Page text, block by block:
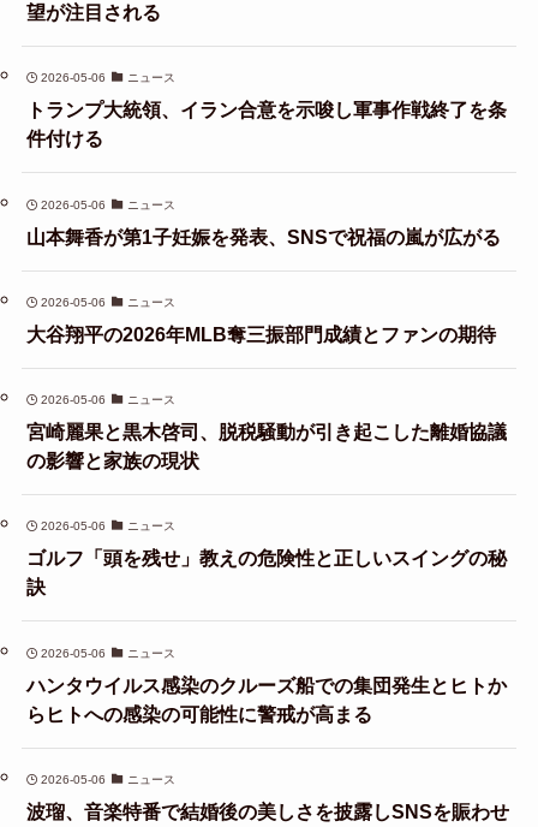
望が注目される
2026-05-06 ニュース
トランプ大統領、イラン合意を示唆し軍事作戦終了を条
件付ける
2026-05-06 ニュース
山本舞香が第1子妊娠を発表、SNSで祝福の嵐が広がる
2026-05-06 ニュース
大谷翔平の2026年MLB奪三振部門成績とファンの期待
2026-05-06 ニュース
宮崎麗果と黒木啓司、脱税騒動が引き起こした離婚協議
の影響と家族の現状
2026-05-06 ニュース
ゴルフ「頭を残せ」教えの危険性と正しいスイングの秘
訣
2026-05-06 ニュース
ハンタウイルス感染のクルーズ船での集団発生とヒトか
らヒトへの感染の可能性に警戒が高まる
2026-05-06 ニュース
波瑠、音楽特番で結婚後の美しさを披露しSNSを賑わせ